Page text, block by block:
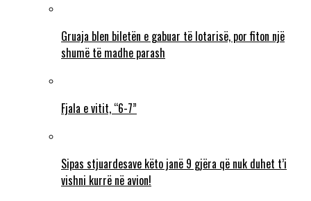
Gruaja blen biletën e gabuar të lotarisë, por fiton një
shumë të madhe parash
Fjala e vitit, “6-7”
Sipas stjuardesave këto janë 9 gjëra që nuk duhet t’i
vishni kurrë në avion!